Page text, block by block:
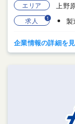
エリア 上野
求人 1 製
企業情報の詳細を